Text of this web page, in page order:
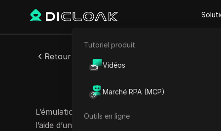
E-commerce
Tutoriel produit
Vidéos
Marché RPA (MCP)
Outils en ligne
Retour
Émulation
L’émulation du mouvement de la souris est une
l’aide d’un logiciel, facilitant l’automatisation